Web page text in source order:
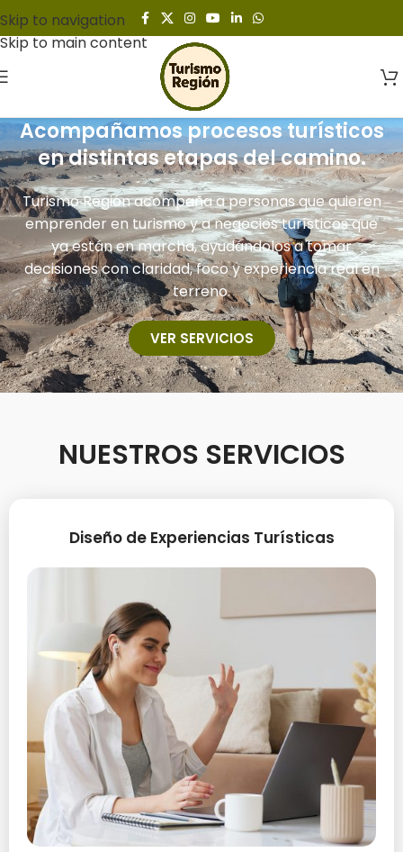
Skip to navigation
Skip to main content
Acompañamos procesos turísticos
en distintas etapas del camino.
Turismo Región acompaña a personas que quieren
emprender en turismo y a negocios turísticos que
ya están en marcha, ayudándolos a tomar
decisiones con claridad, foco y experiencia real en
terreno.
VER SERVICIOS
NUESTROS SERVICIOS
Diseño de Experiencias Turísticas